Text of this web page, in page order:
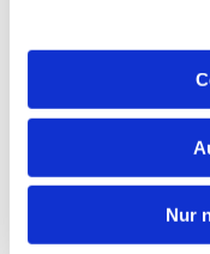
Nur
Dies